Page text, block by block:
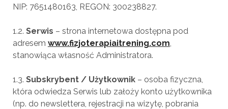
NIP: 7651480163, REGON: 300238827.
1.2. Serwis – strona internetowa dostępna pod
adresem www.fizjoterapiaitrening.com,
stanowiąca własność Administratora.
1.3. Subskrybent / Użytkownik– osoba fizyczna,
która odwiedza Serwis lub założy konto użytkownika
(np. do newslettera, rejestracji na wizytę, pobrania